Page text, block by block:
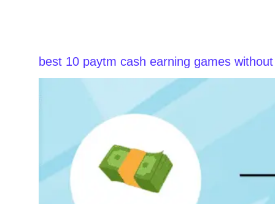
best 10 paytm cash earning games